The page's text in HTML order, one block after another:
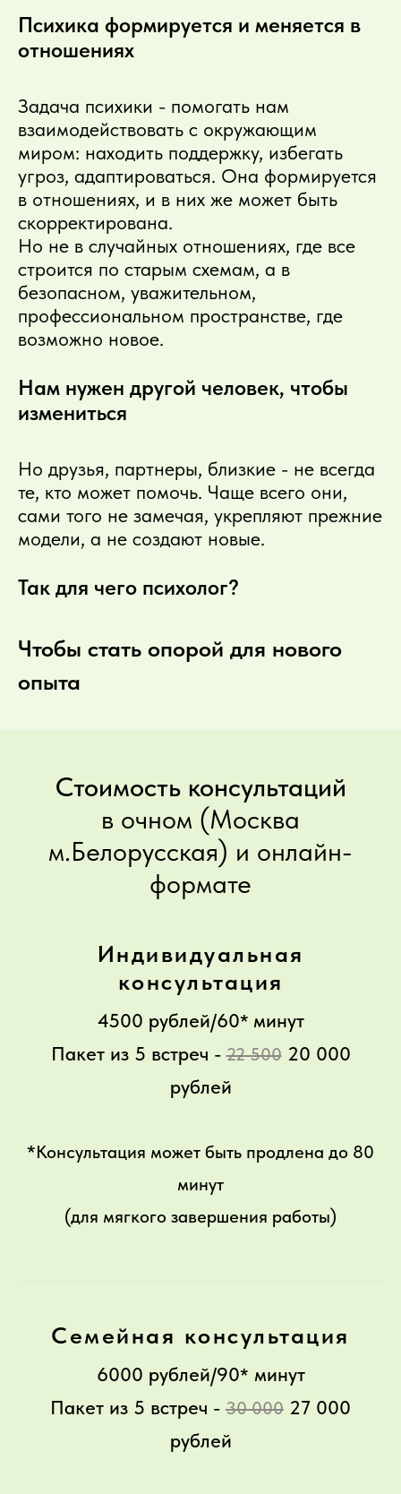
Психика формируется и меняется в
отношениях
Задача психики - помогать нам
взаимодействовать с окружающим
миром: находить поддержку, избегать
угроз, адаптироваться. Она формируется
в отношениях, и в них же может быть
скорректирована.
Но не в случайных отношениях, где все
строится по старым схемам, а в
безопасном, уважительном,
профессиональном пространстве, где
возможно новое.
Нам нужен другой человек, чтобы
измениться
Но друзья, партнеры, близкие - не всегда
те, кто может помочь. Чаще всего они,
сами того не замечая, укрепляют прежние
модели, а не создают новые.
Так для чего психолог?
Чтобы стать опорой для нового
опыта
Стоимость консультаций
в очном (Москва
м.Белорусская) и онлайн-
формате
Индивидуальная
консультация
4500 рублей/60* минут
Пакет из 5 встреч - 22 50020 000
рублей
*Консультация может быть продлена до 80
минут
(для мягкого завершения работы)
Семейная консультация
6000 рублей/90* минут
Пакет из 5 встреч - 30 000 27 000
рублей